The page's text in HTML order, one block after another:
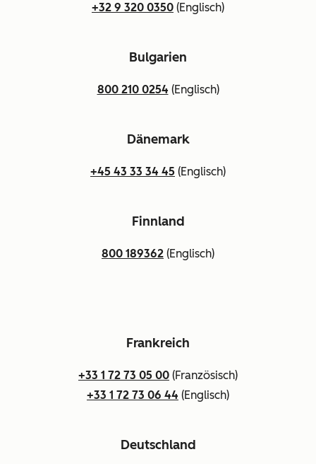
+32 9 320 0350 (Englisch)
Bulgarien
800 210 0254 (Englisch)
Dänemark
+45 43 33 34 45 (Englisch)
Finnland
800 189362 (Englisch)
Frankreich
+33 1 72 73 05 00 (Französisch)
+33 1 72 73 06 44 (Englisch)
Deutschland